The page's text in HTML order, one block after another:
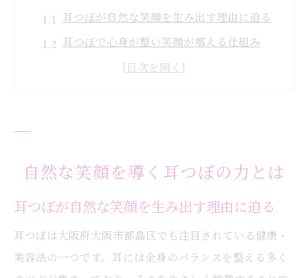
耳つぼが自然な笑顔を生み出す理由に迫る
耳つぼで心身が整い笑顔が増える仕組み
耳つぼ刺激がもたらすリラックス効果の秘
耳つぼで若返りを感じる理由を探る
説
耳つぼで実感する内面からの変化と効果
耳つぼ施術が若々しさを引き出すワケ
自然な笑顔を導く耳つぼの力とは
耳つぼが自然な笑顔を生み出す理由に迫る
耳つぼは大阪府大阪市都島区でも注目されている健康・
美容法の一つです。耳には全身のバランスを整える多く